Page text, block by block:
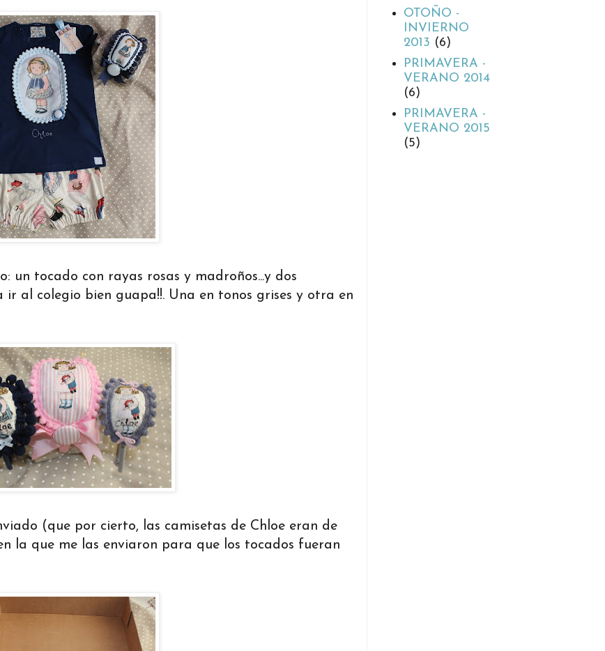
un tocado con rayas rosas y madroños...y dos
al colegio bien guapa!!. Una en tonos grises y otra en
(que por cierto, las camisetas de Chloe eran de
la que me las enviaron para que los tocados fueran
OTOÑO -
INVIERNO
2013 (6)
PRIMAVERA -
VERANO 2014
(6)
PRIMAVERA -
VERANO 2015
(5)